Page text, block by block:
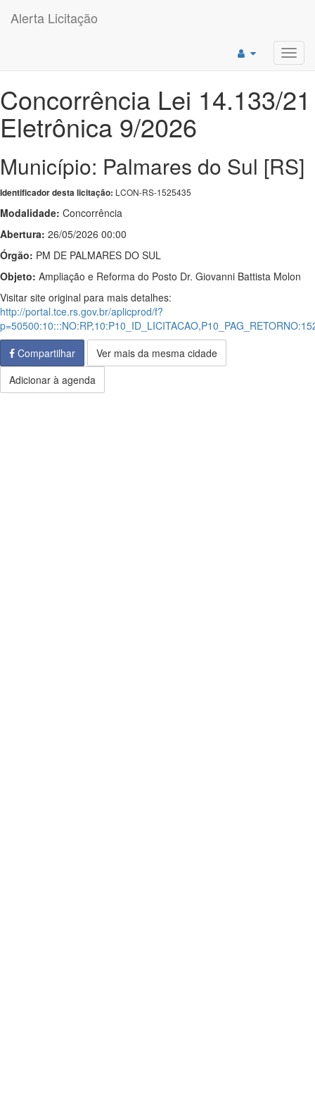
Alerta Licitação
Concorrência Lei 14.133/21
Eletrônica 9/2026
Município: Palmares do Sul [RS]
Identificador desta licitação: LCON-RS-1525435
Modalidade: Concorrência
Abertura: 26/05/2026 00:00
Órgão: PM DE PALMARES DO SUL
Objeto: Ampliação e Reforma do Posto Dr. Giovanni Battista Molon
Visitar site original para mais detalhes:
http://portal.tce.rs.gov.br/aplicprod/f?
Compartilhar
Ver mais da mesma cidade
Adicionar à agenda